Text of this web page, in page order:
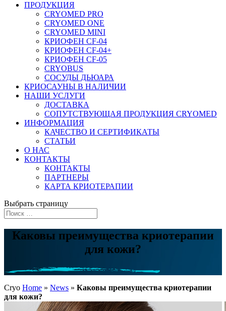
ПРОДУКЦИЯ
CRYOMED PRO
CRYOMED ONE
CRYOMED MINI
КРИОФЕН CF-04
КРИОФЕН CF-04+
КРИОФЕН CF-05
CRYOBUS
СОСУДЫ ДЬЮАРА
КРИОСАУНЫ В НАЛИЧИИ
НАШИ УСЛУГИ
ДОСТАВКА
СОПУТСТВУЮЩАЯ ПРОДУКЦИЯ CRYOMED
ИНФОРМАЦИЯ
КАЧЕСТВО И СЕРТИФИКАТЫ
СТАТЬИ
О НАС
КОНТАКТЫ
КОНТАКТЫ
ПАРТНЕРЫ
КАРТА КРИОТЕРАПИИ
Выбрать страницу
Каковы преимущества криотерапии
для кожи?
Cryo Home » News » Каковы преимущества криотерапии
для кожи?